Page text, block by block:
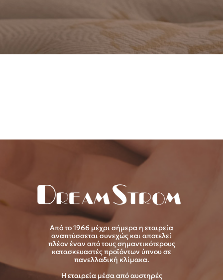
Από το 1966 μέχρι σήμερα η εταιρεία
αναπτύσσεται συνεχώς και αποτελεί
πλέον έναν από τους σημαντικότερους
κατασκευαστές προϊόντων ύπνου σε
πανελλαδική κλίμακα.
Η εταιρεία μέσα από αυστηρές